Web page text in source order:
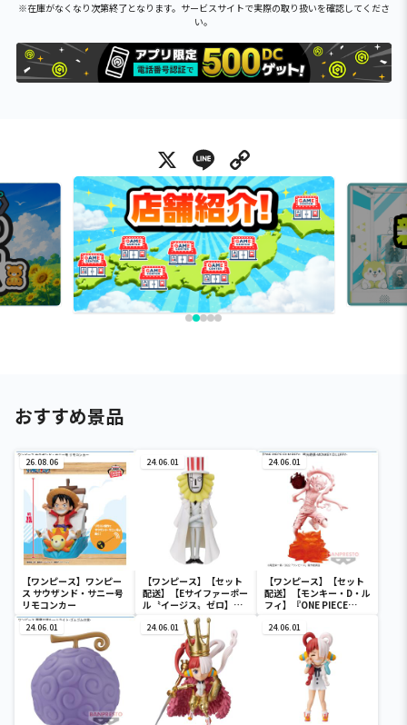
※在庫がなくなり次第終了となります。サービスサイトで実際の取り扱いを確認してくださ
い。
X Line
おすすめ景品
26.08.06
【ワンピース】ワンピー
ス サウザンド・サニー号
リモコンカー
24.06.01
【ワンピース】【セット
配送】【Eサイファーポー
ル〝イージス〟ゼロ】ワ
ンピース ワールドコレク
タブルフィギュア-ワノ国
鬼ヶ島編7-
24.06.01
【ワンピース】【セット
配送】【モンキー・D・ル
フィ】『ONE PIECE
MONKEY.D.LUFFY-
24.06.01 24.06.01 24.06.01